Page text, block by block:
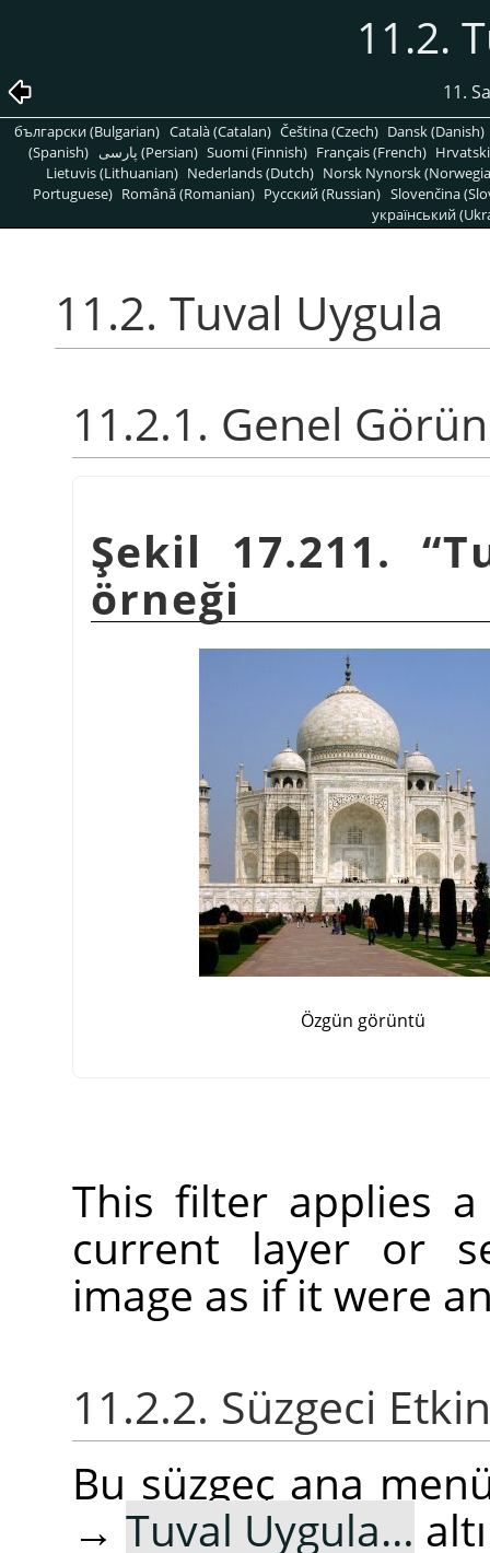
11.2.
11.
български (Bulgarian) Català (Catalan) Čeština (Czech) Dansk (Danish)
(Spanish)
پارسی (Persian) Suomi (Finnish) Français (French)
Lietuvis (Lithuanian) Nederlands (Dutch) Norsk Nynorsk
Portuguese) Română (Romanian) Pусский (Russian) Slovenčina
український
11.2. Tuval Uygula
11.2.1. Genel
Şekil 17.211. “
örneği
Özgün görüntü
This filter applies
current layer or
image as if it were
11.2.2. Süzgeci
Bu süzgeç ana
→ Tuval Uygula…